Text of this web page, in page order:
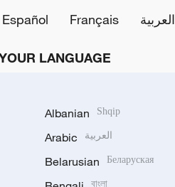
Español Français العربية
LANGUAGE
Albanian Shqip
Arabic العربية
Belarusian Беларуская
বাংলা